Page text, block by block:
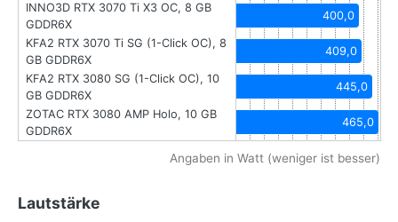
INNO3D RTX 3070 Ti X3 OC, 8 GB
GDDR6X
400,0
KFA2 RTX 3070 Ti SG (1-Click OC), 8
GB GDDR6X
409,0
KFA2 RTX 3080 SG (1-Click OC), 10
GB GDDR6X
445,0
ZOTAC RTX 3080 AMP Holo, 10 GB
GDDR6X
465,0
Angaben in Watt (weniger ist besser)
Lautstärke